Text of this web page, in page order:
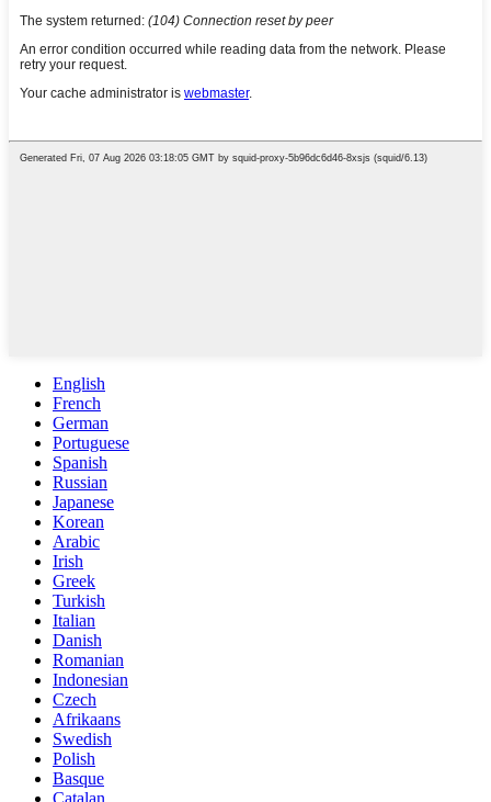
English
French
German
Portuguese
Spanish
Russian
Japanese
Korean
Arabic
Irish
Greek
Turkish
Italian
Danish
Romanian
Indonesian
Czech
Afrikaans
Swedish
Polish
Basque
Catalan